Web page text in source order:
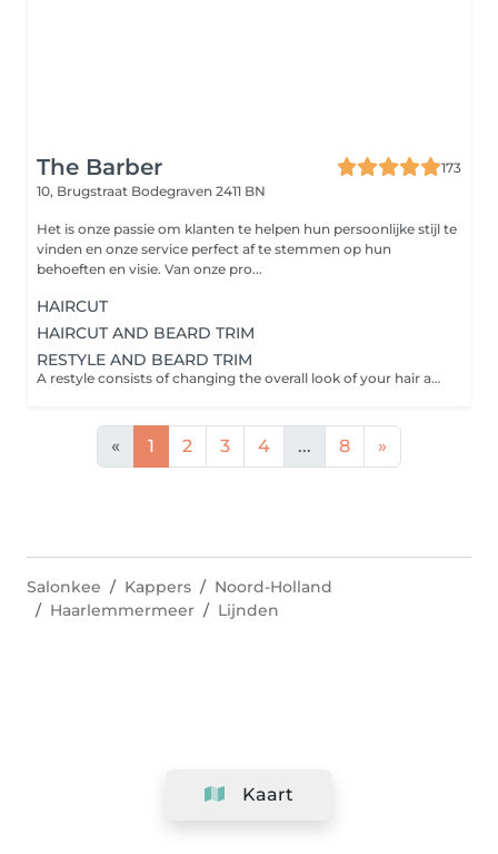
The Barber
173
10, Brugstraat Bodegraven 2411 BN
Het is onze passie om klanten te helpen hun persoonlijke stijl te
vinden en onze service perfect af te stemmen op hun
behoeften en visie. Van onze pro...
HAIRCUT
HAIRCUT AND BEARD TRIM
RESTYLE AND BEARD TRIM
A restyle consists of changing the overall look of your hair and consultation with your barber.
« 1 2 3 4 ... 8 »
Kaart
Salonkee Kappers
Noord-Holland
Haarlemmermeer
Lijnden